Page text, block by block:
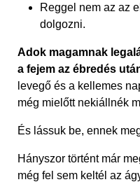
Reggel nem az az
dolgozni.
Adok magamnak
a fejem az ébredés
levegő és a kellemes
még mielőtt nekiállnék
És lássuk be, ennek
Hányszor történt már
még fel sem keltél az